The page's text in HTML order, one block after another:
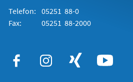
Telefon: 05251 88-0
Fax:
05251 88-2000